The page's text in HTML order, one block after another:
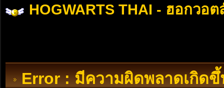
HOGWARTS THAI - ฮอกวอต
Error : มีความผิดพลาดเกิดขึ้